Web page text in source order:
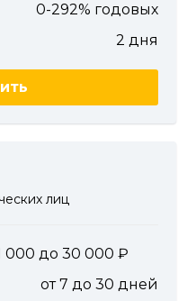
0-292% годовых
2 дня
лиц
000 до 30 000
от 7 до 30 дней